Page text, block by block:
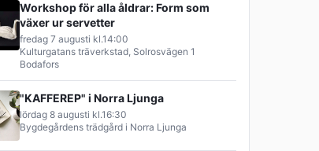
Workshop för alla åldrar: Form som
växer ur servetter
fredag 7 augusti kl.14:00
Kulturgatans träverkstad, Solrosvägen 1
Bodafors
"KAFFEREP" i Norra Ljunga
lördag 8 augusti kl.16:30
Bygdegårdens trädgård i Norra Ljunga